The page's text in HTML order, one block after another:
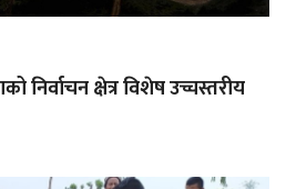
क्षेत्र विशेष उच्चस्तरीय